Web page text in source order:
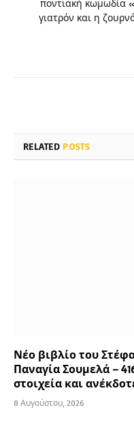
ποντιακή κωμωδία
γιατρόν και η
RELATED POSTS
Νέο βιβλίο του
Παναγία Σουμελά –
στοιχεία και
8 Αυγούστου, 2026